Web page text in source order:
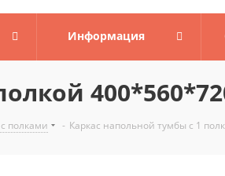
Информация
полками - Каркас напольной тумбы с 1